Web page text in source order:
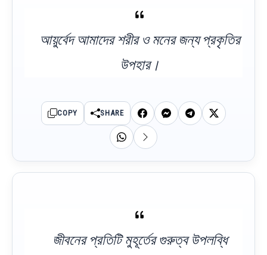
আয়ুর্বেদ আমাদের শরীর ও মনের জন্য প্রকৃতির
উপহার।
COPY SHARE
জীবনের প্রতিটি মুহূর্তের গুরুত্ব উপলব্ধি